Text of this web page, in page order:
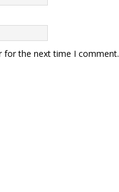
for the next time I comment.